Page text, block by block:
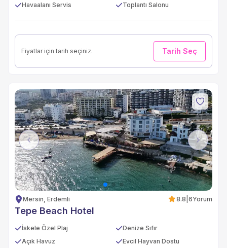
Havaalanı Servis
Toplantı Salonu
Fiyatlar için tarih seçiniz. Tarih Seç
Previous Next
Mersin, Erdemli 8.8 6Yorum
Tepe Beach Hotel
İskele Özel Plaj
Denize Sıfır
Açık Havuz
Evcil Hayvan Dostu